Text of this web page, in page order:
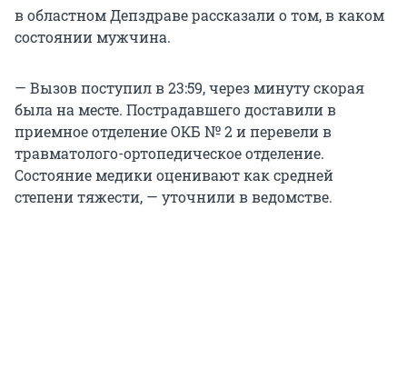
в областном Депздраве рассказали о том, в каком
состоянии мужчина.
— Вызов поступил в 23:59, через минуту скорая
была на месте. Пострадавшего доставили в
приемное отделение ОКБ № 2 и перевели в
травматолого-ортопедическое отделение.
Состояние медики оценивают как средней
степени тяжести, — уточнили в ведомстве.